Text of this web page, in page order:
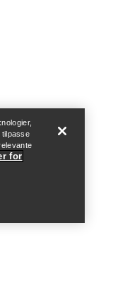
tilpasse
for